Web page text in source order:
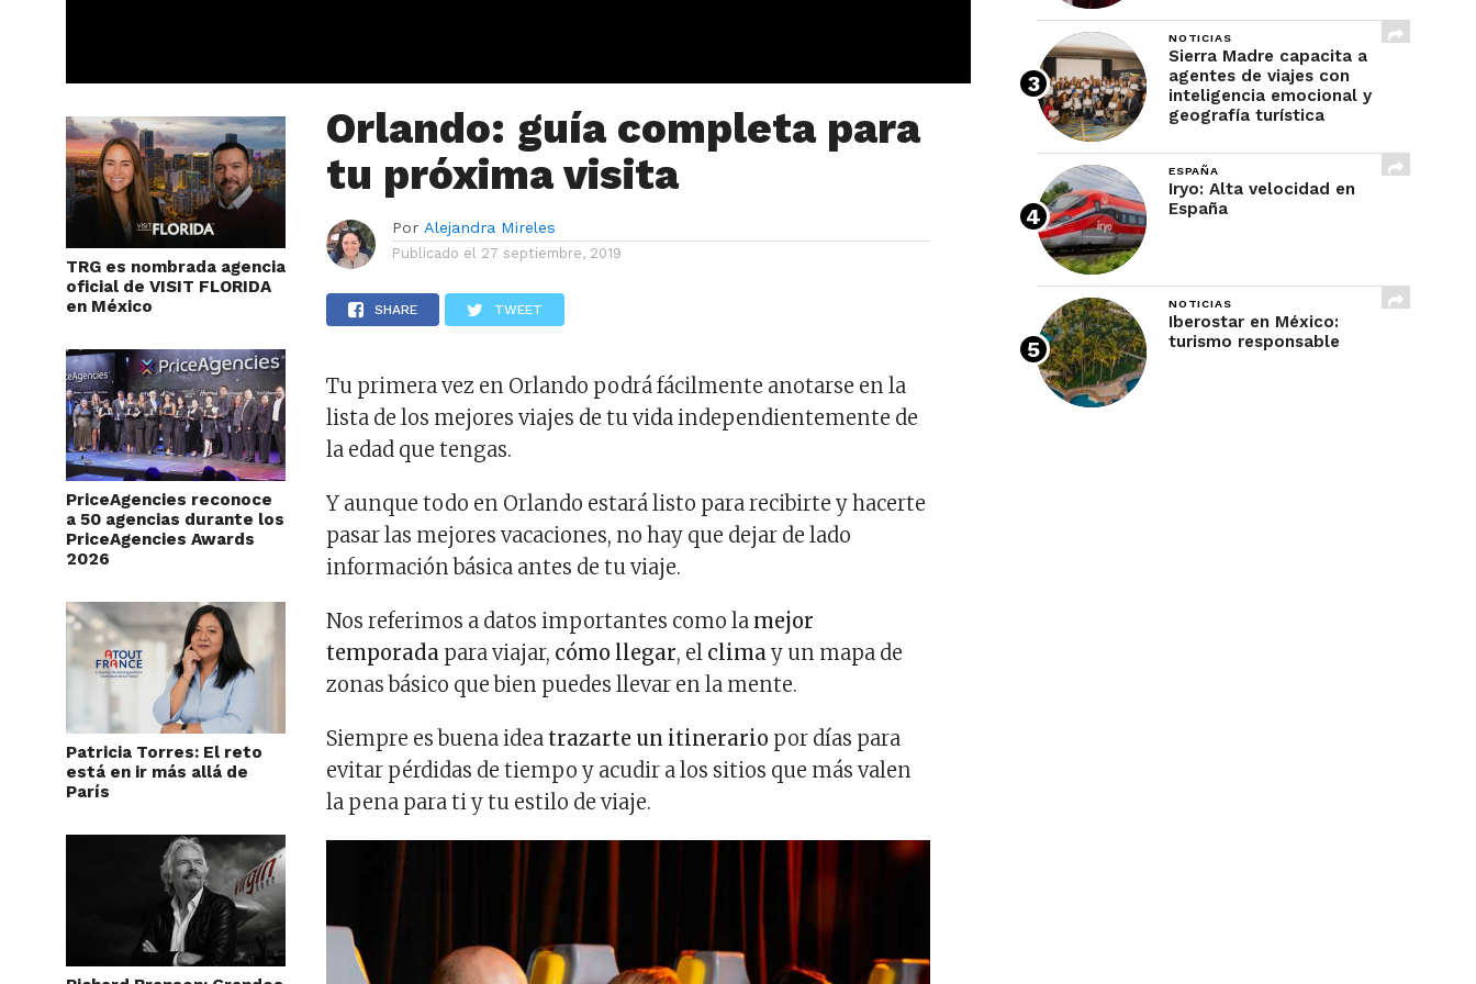
TRG es nombrada agencia
oficial de VISIT FLORIDA
en México
PriceAgencies reconoce
a 50 agencias durante los
PriceAgencies Awards
2026
Patricia Torres: El reto
está en ir más allá de
París
Orlando: guía completa para
tu próxima visita
Por Alejandra Mireles
Publicado el 27 septiembre, 2019
SHARE TWEET
Tu primera vez en Orlando podrá fácilmente anotarse en la
lista de los mejores viajes de tu vida independientemente de
la edad que tengas.
Y aunque todo en Orlando estará listo para recibirte y hacerte
pasar las mejores vacaciones, no hay que dejar de lado
información básica antes de tu viaje.
Nos referimos a datos importantes como la mejor
temporada para viajar, cómo llegar, el clima y un mapa de
zonas básico que bien puedes llevar en la mente.
Siempre es buena idea trazarte un itinerario por días para
evitar pérdidas de tiempo y acudir a los sitios que más valen
la pena para ti y tu estilo de viaje.
NOTICIAS
Sierra Madre capacita a
agentes de viajes con
inteligencia emocional y
geografía turística
ESPAÑA
Iryo: Alta velocidad en
España
NOTICIAS
Iberostar en México:
turismo responsable